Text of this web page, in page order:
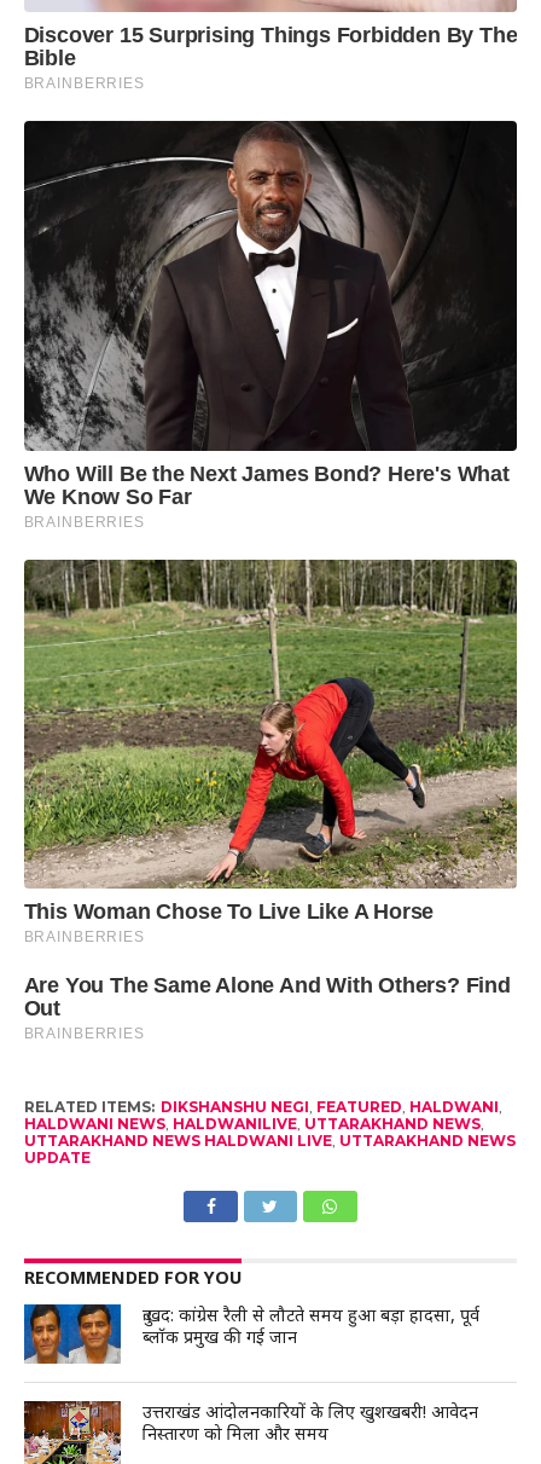
RELATED ITEMS: DIKSHANSHU NEGI, FEATURED, HALDWANI,
HALDWANI NEWS, HALDWANILIVE, UTTARAKHAND NEWS,
UTTARAKHAND NEWS HALDWANI LIVE, UTTARAKHAND NEWS
UPDATE
RECOMMENDED FOR YOU
दुःखद: कांग्रेस रैली से लौटते समय हुआ बड़ा हादसा, पूर्व
ब्लॉक प्रमुख की गई जान
उत्तराखंड आंदोलनकारियों के लिए खुशखबरी! आवेदन
निस्तारण को मिला और समय